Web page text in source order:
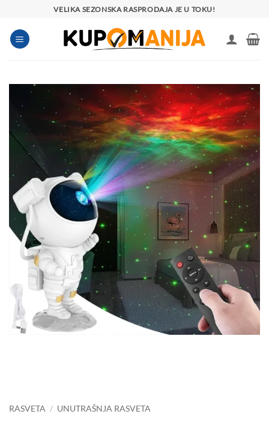
sadržaj
VELIKA SEZONSKA RASPRODAJA JE U TOKU!
RASVETA / UNUTRAŠNJA RASVETA